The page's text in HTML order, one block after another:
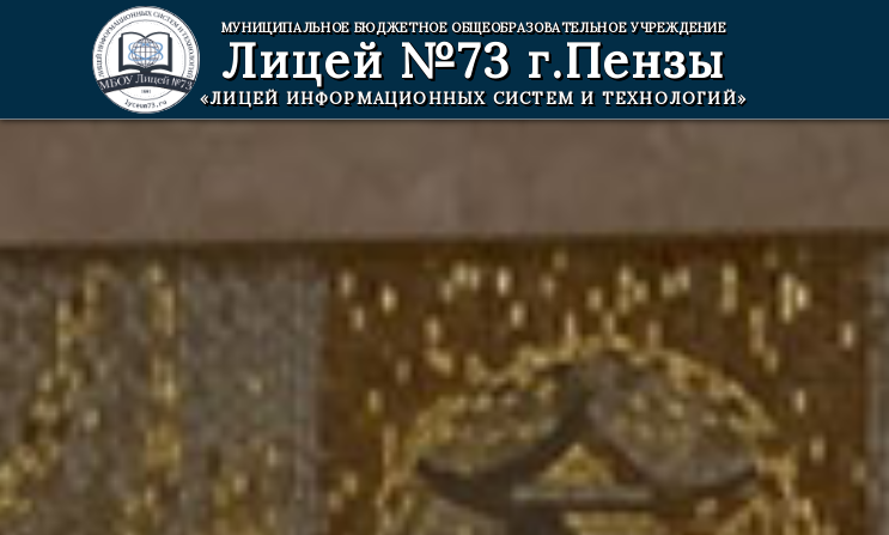
МУНИЦИПАЛЬНОЕ БЮДЖЕТНОЕ ОБЩЕОБРАЗОВАТЕЛЬНОЕ УЧРЕЖДЕНИЕ
Лицей №73 г.Пензы
«ЛИЦЕЙ ИНФОРМАЦИОННЫХ СИСТЕМ И ТЕХНОЛОГИЙ»